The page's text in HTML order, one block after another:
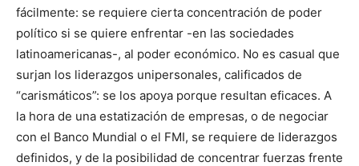
fácilmente: se requiere cierta concentración de poder
político si se quiere enfrentar -en las sociedades
latinoamericanas-, al poder económico. No es casual que
surjan los liderazgos unipersonales, calificados de
“carismáticos”: se los apoya porque resultan eficaces. A
la hora de una estatización de empresas, o de negociar
con el Banco Mundial o el FMI, se requiere de liderazgos
definidos, y de la posibilidad de concentrar fuerzas frente